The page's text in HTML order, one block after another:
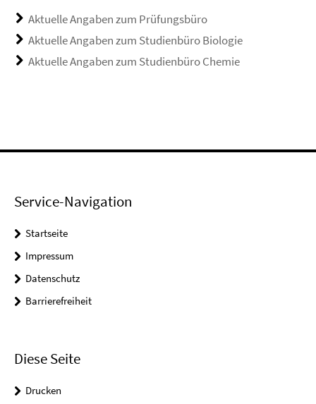
Aktuelle Angaben zum Prüfungsbüro
Aktuelle Angaben zum Studienbüro Biologie
Aktuelle Angaben zum Studienbüro Chemie
Service-Navigation
Startseite
Impressum
Datenschutz
Barrierefreiheit
Diese Seite
Drucken